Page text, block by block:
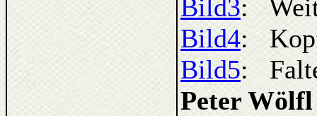
Bild3:
Bild4:
Bild5:
Peter Wölfl